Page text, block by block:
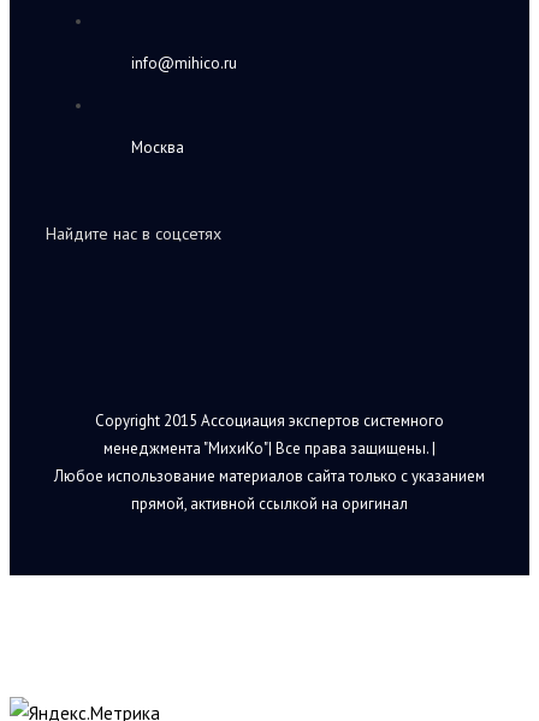
info@mihico.ru
Москва
Найдите нас в соцсетях
Copyright 2015 Ассоциация экспертов системного
менеджмента "МихиКо"| Все права защищены. |
Любое использование материалов сайта только с указанием
прямой, активной ссылкой на оригинал